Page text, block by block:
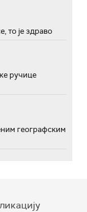
то је здраво
ручице
географским